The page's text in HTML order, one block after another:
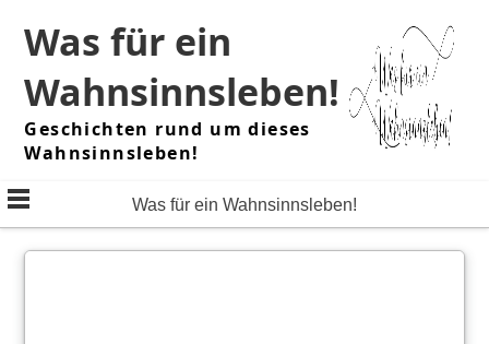
content
Was für ein
Wahnsinnsleben!
Geschichten rund um dieses
Wahnsinnsleben!
Was für ein Wahnsinnsleben!